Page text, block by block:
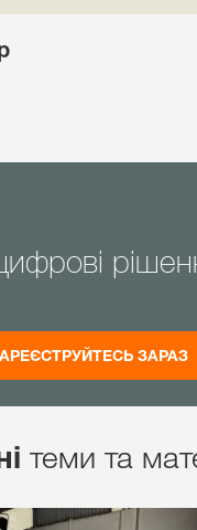
ЗАРАЗ
теми та